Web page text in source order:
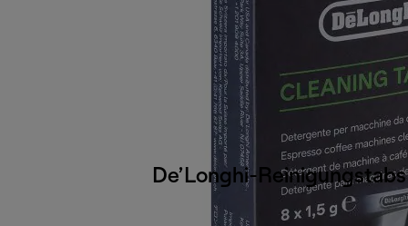
De’Longhi-Reinigungstabs